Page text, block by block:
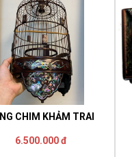
CHIM KHẢM TRAI
6.500.000 đ